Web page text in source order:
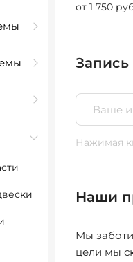
от 1 750
Запись
Нажимая
Наши
Мы
цели мы